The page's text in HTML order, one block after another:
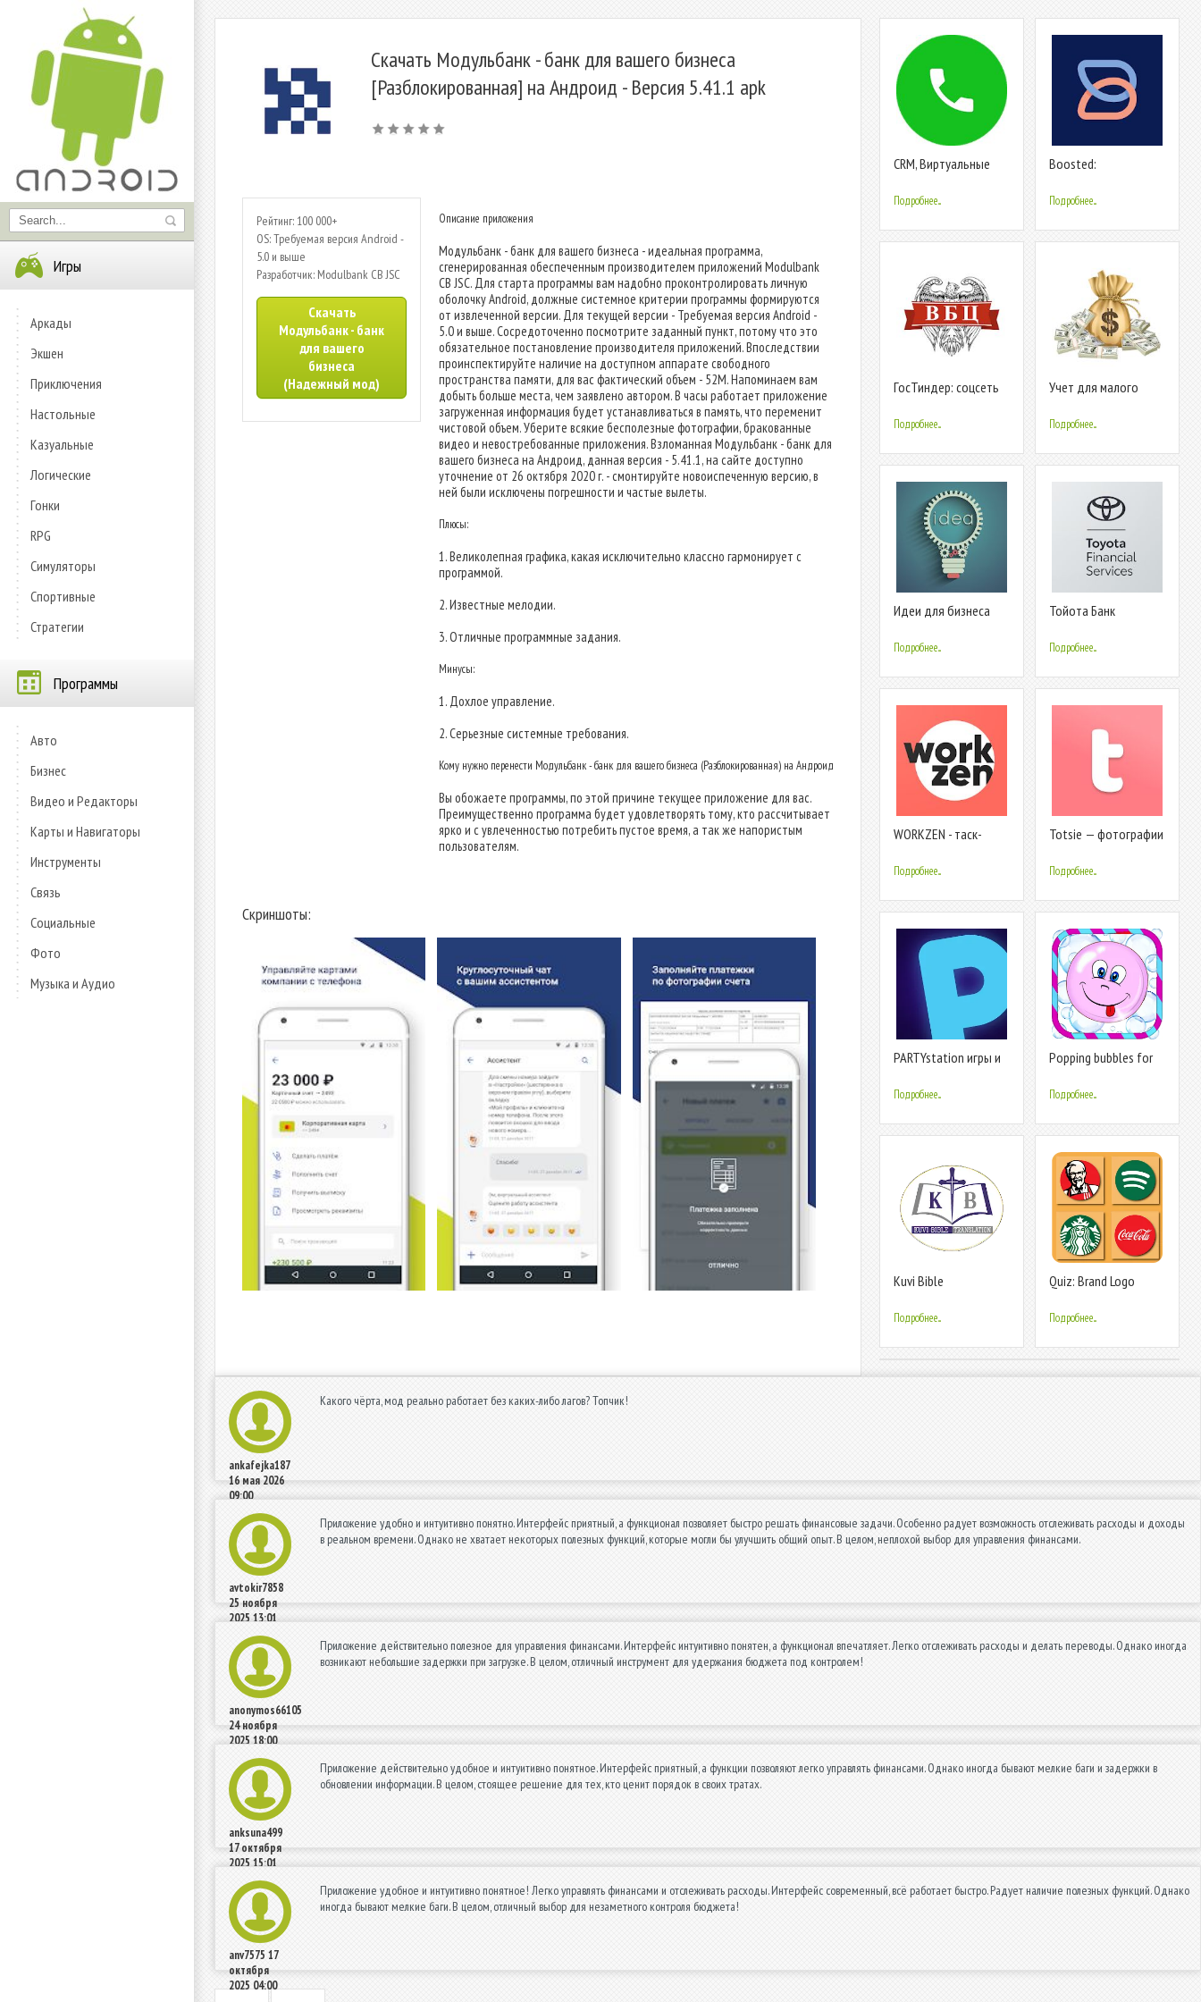
Игры
Аркады
Экшен
Приключения
Настольные
Казуальные
Логические
Гонки
RPG
Симуляторы
Спортивные
Стратегии
Программы
Авто
Бизнес
Видео и Редакторы
Карты и Навигаторы
Инструменты
Связь
Социальные
Фото
Музыка и Аудио
Скачать Модульбанк - банк для вашего бизнеса
[Разблокированная] на Андроид - Версия 5.41.1 apk
Рейтинг: 100 000+
OS: Требуемая версия Android -
5.0 и выше
Разработчик: Modulbank CB JSC
Скачать
Модульбанк - банк
для вашего
бизнеса
(Надежный мод)
Описание приложения
Модульбанк - банк для вашего бизнеса - идеальная программа,
сгенерированная обеспеченным производителем приложений Modulbank
CB JSC. Для старта программы вам надобно проконтролировать личную
оболочку Android, должные системное критерии программы формируются
от извлеченной версии. Для текущей версии - Требуемая версия Android -
5.0 и выше. Сосредоточенно посмотрите заданный пункт, потому что это
обязательное постановление производителя приложений. Впоследствии
проинспектируйте наличие на доступном аппарате свободного
пространства памяти, для вас фактический объем - 52M. Напоминаем вам
добыть больше места, чем заявлено автором. В часы работает приложение
загруженная информация будет устанавливаться в память, что переменит
чистовой объем. Уберите всякие бесполезные фотографии, бракованные
видео и невостребованные приложения. Взломанная Модульбанк - банк для
вашего бизнеса на Андроид, данная версия - 5.41.1, на сайте доступно
уточнение от 26 октября 2020 г. - смонтируйте новоиспеченную версию, в
ней были исключены погрешности и частые вылеты.
Плюсы:
1. Великолепная графика, какая исключительно классно гармонирует с
программой.
2. Известные мелодии.
3. Отличные программные задания.
Минусы:
1. Дохлое управление.
2. Серьезные системные требования.
Кому нужно перенести Модульбанк - банк для вашего бизнеса (Разблокированная) на Андроид
Вы обожаете программы, по этой причине текущее приложение для вас.
Преимущественно программа будет удовлетворять тому, кто рассчитывает
ярко и с увлеченностью потребить пустое время, а так же напористым
пользователям.
Скриншоты:
CRM, Виртуальные
бизнеса (18+)
Подробнее...
Boosted:
продвижения
бизнеса
Подробнее...
ГосТиндер: соцсеть
тендеры
Подробнее...
Учет для малого
Подробнее...
Идеи для бизнеса
Подробнее...
Тойота Банк
Подробнее...
WORKZEN - таск-
бизнеса
Подробнее...
Totsie — фотографии
Подробнее...
PARTYstation игры и
Подробнее...
Popping bubbles for
Подробнее...
Kuvi Bible
Подробнее...
Quiz: Brand Logo
Подробнее...
ankafejka187
16 мая 2026
09:00
Какого чёрта, мод реально работает без каких-либо лагов? Топчик!
avtokir7858
25 ноября
2025 13:01
Приложение удобно и интуитивно понятно. Интерфейс приятный, а функционал позволяет быстро решать финансовые задачи. Особенно радует возможность отслеживать расходы и доходы
в реальном времени. Однако не хватает некоторых полезных функций, которые могли бы улучшить общий опыт. В целом, неплохой выбор для управления финансами.
anonymos66105
24 ноября
2025 18:00
Приложение действительно полезное для управления финансами. Интерфейс интуитивно понятен, а функционал впечатляет. Легко отслеживать расходы и делать переводы. Однако иногда
возникают небольшие задержки при загрузке. В целом, отличный инструмент для удержания бюджета под контролем!
anksuna499
17 октября
2025 15:01
Приложение действительно удобное и интуитивно понятное. Интерфейс приятный, а функции позволяют легко управлять финансами. Однако иногда бывают мелкие баги и задержки в
обновлении информации. В целом, стоящее решение для тех, кто ценит порядок в своих тратах.
anv7575 17
октября
2025 04:00
Приложение удобное и интуитивно понятное! Легко управлять финансами и отслеживать расходы. Интерфейс современный, всё работает быстро. Радует наличие полезных функций. Однако
иногда бывают мелкие баги. В целом, отличный выбор для незаметного контроля бюджета!